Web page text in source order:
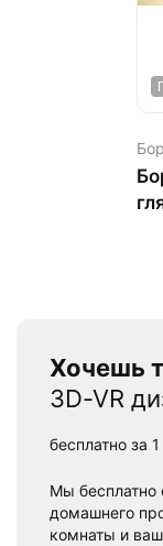
Хочешь
3D-VR
бесплатно за
Мы бесплатно
домашнего
комнаты и